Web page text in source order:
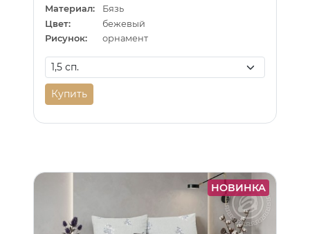
Материал:
Бязь
Цвет:
бежевый
Рисунок:
орнамент
Купить
НОВИНКА